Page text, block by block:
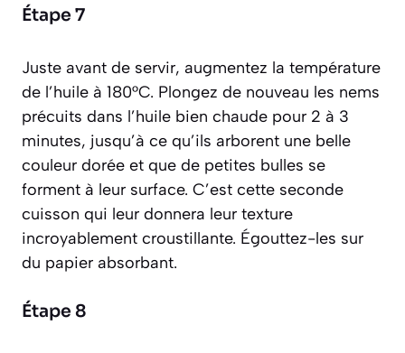
Étape 7
Juste avant de servir, augmentez la température
de l’huile à 180°C. Plongez de nouveau les nems
précuits dans l’huile bien chaude pour 2 à 3
minutes, jusqu’à ce qu’ils arborent une belle
couleur dorée et que de petites bulles se
forment à leur surface. C’est cette seconde
cuisson qui leur donnera leur texture
incroyablement croustillante. Égouttez-les sur
du papier absorbant.
Étape 8